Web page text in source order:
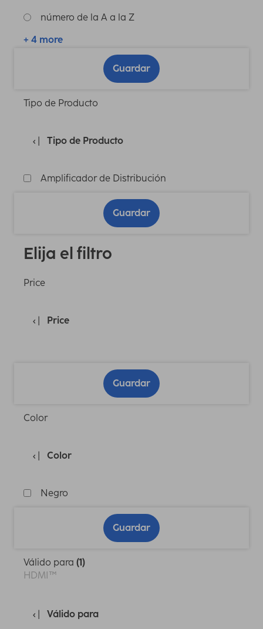
número de la A a la Z
+ 4 more
Guardar
Tipo de Producto
Tipo de Producto
Amplificador de Distribución
Guardar
Elija el filtro
Price
Price
Guardar
Color
Color
Negro
Guardar
Válido para (1)
HDMI™
Válido para